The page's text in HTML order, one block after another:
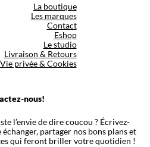
La boutique
Les marques
Contact
Eshop
Le studio
Livraison & Retours
Vie privée & Cookies
nous!
l’envie de dire coucou ? Écrivez-
échanger, partager nos bons plans et
qui feront briller votre quotidien !